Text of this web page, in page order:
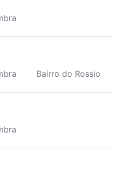
Bairro do Rossio